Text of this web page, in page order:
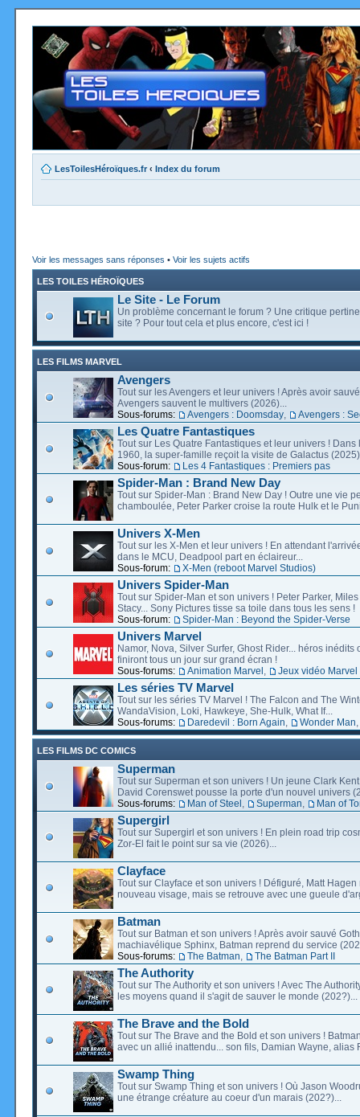
LesToilesHéroïques.fr ‹ Index du forum
Voir les messages sans réponses • Voir les sujets actifs
LES TOILES HÉROÏQUES
Le Site - Le Forum
Un problème concernant le forum ? Une critique
site ? Pour tout cela et plus encore, c'est ici !
LES FILMS MARVEL
Avengers
Tout sur les Avengers et leur univers ! Après avoir
Avengers sauvent le multivers (2026)...
Sous-forums:
Avengers : Doomsday Avengers :
Les Quatre Fantastiques
Tout sur Les Quatre Fantastiques et leur univers ! Dans
1960, la super-famille reçoit la visite de Galactus
Sous-forum:
Les 4 Fantastiques : Premiers pas
Spider-Man : Brand New Day
Tout sur Spider-Man : Brand New Day ! Outre une vie
chamboulée, Peter Parker croise la route Hulk et le
Univers X-Men
Tout sur les X-Men et leur univers ! En attendant
dans le MCU, Deadpool part en éclaireur...
Sous-forum:
X-Men (reboot Marvel Studios)
Univers Spider-Man
Tout sur Spider-Man et son univers ! Peter Parker,
Stacy... Sony Pictures tisse sa toile dans tous les sens !
Sous-forum:
Spider-Man : Beyond the Spider-Verse
Univers Marvel
Namor, Nova, Silver Surfer, Ghost Rider... héros inédits
finiront tous un jour sur grand écran !
Sous-forums:
Animation Marvel Jeux vidéo Marvel
Les séries TV Marvel
Tout sur les séries TV Marvel ! The Falcon and The
WandaVision, Loki, Hawkeye, She-Hulk, What If...
Sous-forums:
Daredevil : Born Again Wonder Man
LES FILMS DC COMICS
Superman
Tout sur Superman et son univers ! Un jeune Clark
David Corenswet pousse la porte d'un nouvel univers
Sous-forums:
Man of Steel Superman Man of
Supergirl
Tout sur Supergirl et son univers ! En plein road trip
Zor-El fait le point sur sa vie (2026)...
Clayface
Tout sur Clayface et son univers ! Défiguré, Matt Hagen
nouveau visage, mais se retrouve avec une gueule
Batman
Tout sur Batman et son univers ! Après avoir sauvé
machiavélique Sphinx, Batman reprend du service
Sous-forums:
The Batman The Batman Part II
The Authority
Tout sur The Authority et son univers ! Avec The
les moyens quand il s'agit de sauver le monde (202?)...
The Brave and the Bold
Tout sur The Brave and the Bold et son univers !
avec un allié inattendu... son fils, Damian Wayne, alias
Swamp Thing
Tout sur Swamp Thing et son univers ! Où Jason
une étrange créature au coeur d'un marais (202?)...